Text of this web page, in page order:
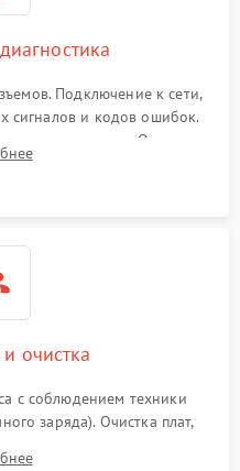
Подключение к сети,
сигналов и кодов ошибок.
напряжения. Оценка
основного питания без
очистка
с соблюдением техники
заряда). Очистка плат,